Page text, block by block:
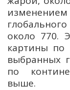
около 770.
картины
выбранных
по
выше.